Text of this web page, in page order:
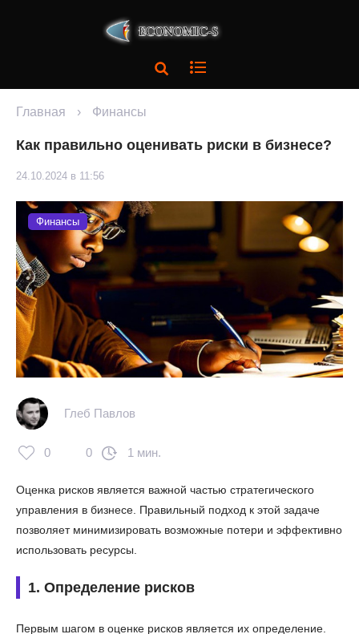
Главная › Финансы
Как правильно оценивать риски в бизнесе?
24.10.2024 в 11:56
Финансы
Глеб Павлов
0 0 1 мин.
Оценка рисков является важной частью стратегического
управления в бизнесе. Правильный подход к этой задаче
позволяет минимизировать возможные потери и эффективно
использовать ресурсы.
1. Определение рисков
Первым шагом в оценке рисков является их определение.